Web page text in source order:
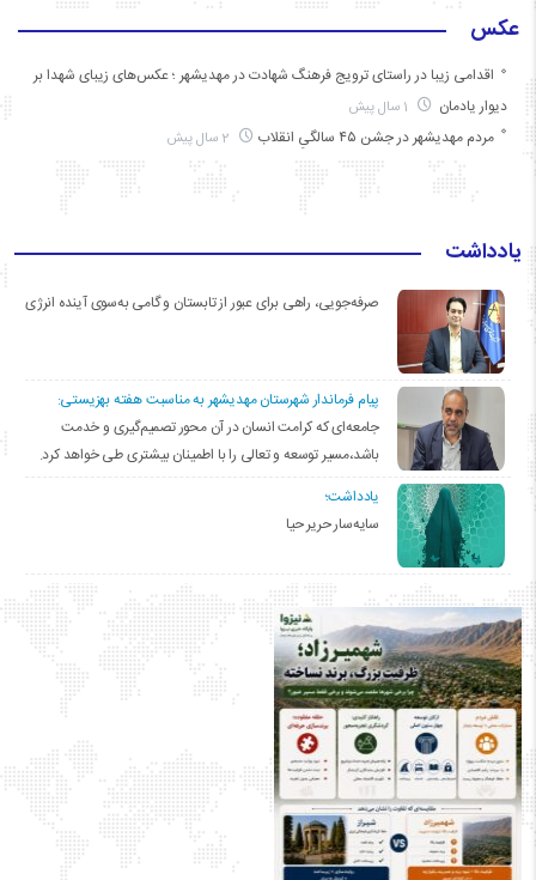
عکس
اقدامی زیبا در راستای ترویج فرهنگ شهادت در مهدیشهر ؛ عکس‌های زیبای شهدا بر
دیوار یادمان
مردم مهدیشهر در جشن ۴۵ سالگیِ انقلاب
یادداشت
صرفه‌جویی، راهی برای عبور از تابستان و گامی به‌سوی آینده انرژی
پیام فرماندار شهرستان مهدیشهر به مناسبت هفته بهزیستی:
جامعه‌ای که کرامت انسان در آن محور تصمیم‌گیری و خدمت
باشد،مسیر توسعه و تعالی را با اطمینان بیشتری طی خواهد کرد.
یادداشت؛
سایه‌سار حریر حیا